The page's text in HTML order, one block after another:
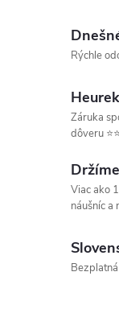
Rýchle
Záruka
dôveru
Viac ako
náušníc a